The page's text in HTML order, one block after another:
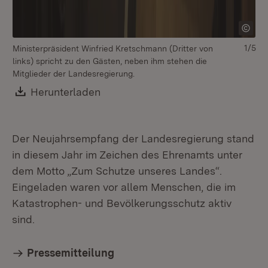
Ministerpräsident Winfried Kretschmann (Dritter von
links) spricht zu den Gästen, neben ihm stehen die
Mitglieder der Landesregierung.
Download:
Herunterladen
1/5
Der Neujahrsempfang der Landesregierung stand
in diesem Jahr im Zeichen des Ehrenamts unter
dem Motto „Zum Schutze unseres Landes“.
Eingeladen waren vor allem Menschen, die im
Katastrophen- und Bevölkerungsschutz aktiv
sind.
Pressemitteilung